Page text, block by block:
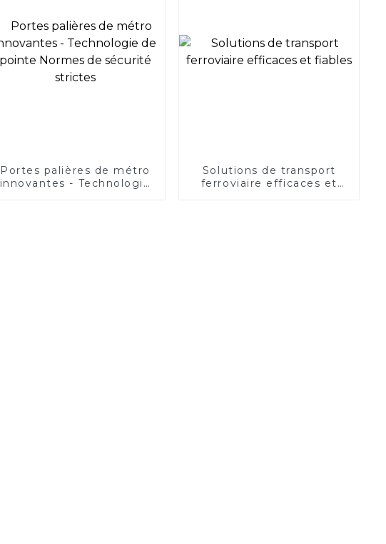
Portes palières de métro
innovantes - Technologie
Solutions de transport
ferroviaire efficaces et